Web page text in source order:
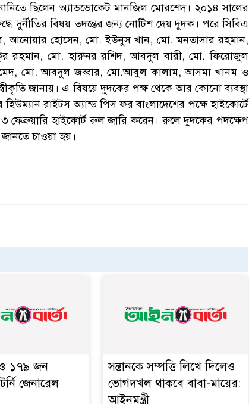
ছিলেন অ্যাডভোকেট মানজিল মোরশেদ। ২০১৪ সালের
দুর্নীতির বিষয় তদন্তের জন্য নোটিশ দেয় দুদক। পরে সিবিএ
আনোয়ার হোসেন, মো. ইউনুস খান, মো. মনতাসার রহমান,
মো. হারুনর রশিদ, আবদুল বারী, মো. ফিরোজুল
মো. আবদুল জব্বার, মো.আবুল কালাম, আসমা খানম ও
জানায়। এ বিষয়ে দুদকের পক্ষ থেকে আর কোনো ব্যবস্থা
রাইটস অ্যান্ড পিস ফর বাংলাদেশের পক্ষে হাইকোর্টে
ফেব্রুয়ারি হাইকোর্ট রুল জারি করেন। রুলে দুদকের পদক্ষেপ
চাওয়া হয়।
১৭৯ জন
জেনারেল
সন্তানকে সম্পত্তি লিখে দিলেও
ভোগদখল থাকবে বাবা-মায়ের:
আইনমন্ত্রী